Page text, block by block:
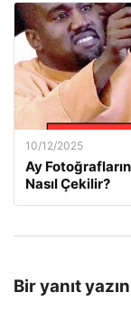
10/12/2025
Ay
Nasıl Çekilir?
Bir yanıt yazın